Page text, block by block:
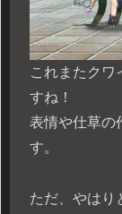
これまたクワ
すね！
表情や仕草の
す。
ただ、やはり